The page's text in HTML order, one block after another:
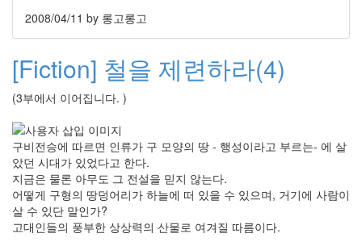
2008/04/11 by 롱고롱고
[Fiction] 철을 제련하라(4)
(3부에서 이어집니다. )
구비전승에 따르면 인류가 구 모양의 땅 - 행성이라고 부르는- 에 살
았던 시대가 있었다고 한다.
지금은 물론 아무도 그 전설을 믿지 않는다.
어떻게 구형의 땅덩어리가 하늘에 떠 있을 수 있으며, 거기에 사람이
살 수 있단 말인가?
고대인들의 풍부한 상상력의 산물로 여겨질 따름이다.